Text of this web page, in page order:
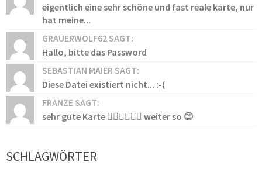
eigentlich eine sehr schöne und fast reale karte, nur
hat meine...
GRAUERWOLF62 SAGT:
Hallo, bitte das Password
SEBASTIAN MAIER SAGT:
Diese Datei existiert nicht... :-(
FRANZE SAGT:
sehr gute Karte 👍🏻👍🏻👍🏻 weiter so 😊
SCHLAGWÖRTER